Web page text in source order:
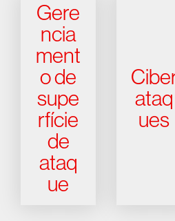
Gere
ncia
ment
o de
supe
rfície
de
ataq
ue
ataq
ues